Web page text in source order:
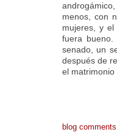
menos, con
mujeres, y
fuera
senado, un
después de
el matrimonio
blog